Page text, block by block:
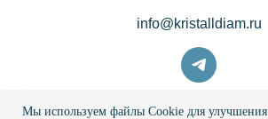
info@kristalldiam.ru
Мы используем файлы Cookie для улучшения